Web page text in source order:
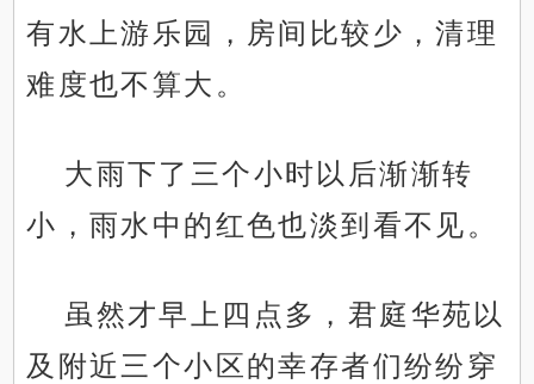
有水上游乐园，房间比较少，清理
难度也不算大。
大雨下了三个小时以后渐渐转
小，雨水中的红色也淡到看不见。
虽然才早上四点多，君庭华苑以
及附近三个小区的幸存者们纷纷穿